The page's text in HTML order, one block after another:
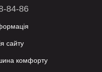
84-86
сайту
комфорту